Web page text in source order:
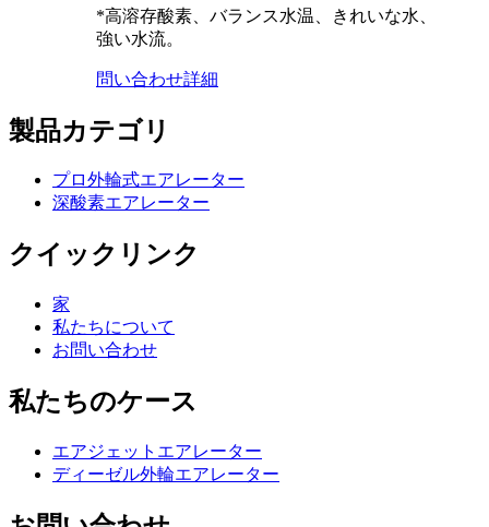
*高溶存酸素、バランス水温、きれいな水、
強い水流。
問い合わせ詳細
製品カテゴリ
プロ外輪式エアレーター
深酸素エアレーター
クイックリンク
家
私たちについて
お問い合わせ
私たちのケース
エアジェットエアレーター
ディーゼル外輪エアレーター